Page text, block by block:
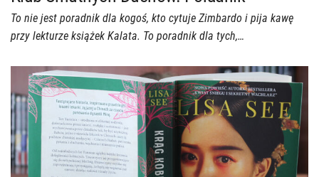
To nie jest poradnik dla kogoś, kto cytuje Zimbardo i pija kawę
przy lekturze książek Kalata. To poradnik dla tych,…